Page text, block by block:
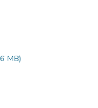
MB)